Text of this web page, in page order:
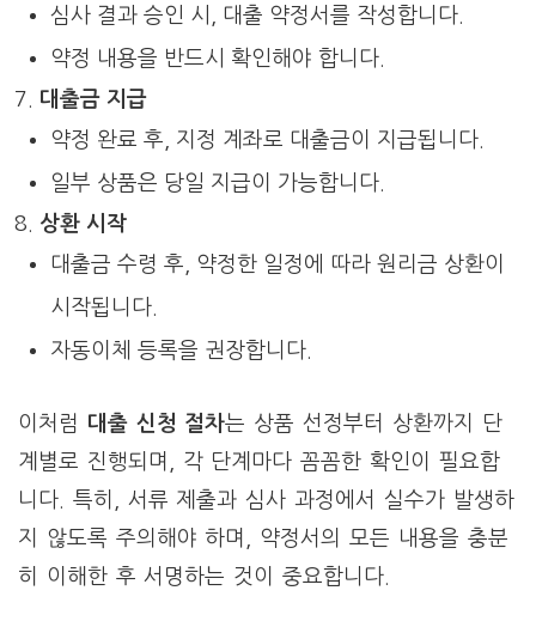
심사 결과 승인 시, 대출 약정서를 작성합니다.
약정 내용을 반드시 확인해야 합니다.
대출금 지급
약정 완료 후, 지정 계좌로 대출금이 지급됩니다.
일부 상품은 당일 지급이 가능합니다.
상환 시작
대출금 수령 후, 약정한 일정에 따라 원리금 상환이
시작됩니다.
자동이체 등록을 권장합니다.
이처럼 대출 신청 절차는 상품 선정부터 상환까지 단
계별로 진행되며, 각 단계마다 꼼꼼한 확인이 필요합
니다. 특히, 서류 제출과 심사 과정에서 실수가 발생하
지 않도록 주의해야 하며, 약정서의 모든 내용을 충분
히 이해한 후 서명하는 것이 중요합니다.